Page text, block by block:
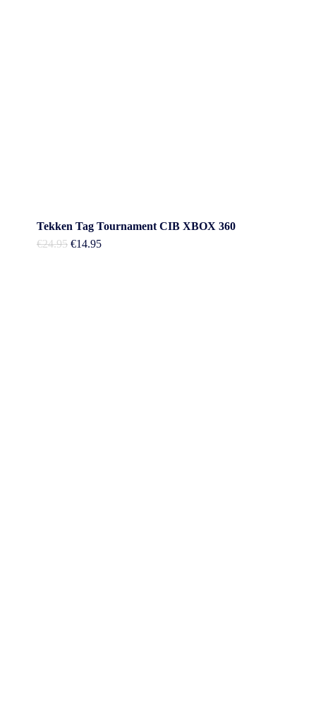
Tekken Tag Tournament CIB XBOX 360
€24.95 Oorspronkelijke
€14.95Huidige